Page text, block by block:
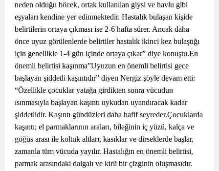
neden olduğu böcek, ortak kullanılan giysi ve havlu gibi
eşyaları kendine yer edinmektedir. Hastalık bulaşan kişide
belirtilerin ortaya çıkması ise 2-6 hafta sürer. Ancak daha
önce uyuz görülenlerde belirtiler hastalık ikinci kez bulaştığı
için genellikle 1-4 gün içinde ortaya çıkar” diye konuştu.En
önemli belirtisi kaşınma”Uyuzun en önemli belirtisi gece
başlayan şiddetli kaşıntıdır” diyen Nergiz şöyle devam etti:
“Özellikle çocuklar yatağa girdikten sonra vücudun
ısınmasıyla başlayan kaşıntı uykudan uyandıracak kadar
şiddetlidir. Kaşıntı gündüzleri daha hafif seyreder.Çocuklarda
kaşıntı; el parmaklarının araları, bileğinin iç yüzü, kalça ve
göğüs arası ile koltuk altları, kasıklar ve dirseklerde başlar,
zamanla tüm vücuda yayılır. Hastalığın en önemli belirtisi,
parmak arasındaki dalgalı ve kirli bir çizginin oluşmasıdır.